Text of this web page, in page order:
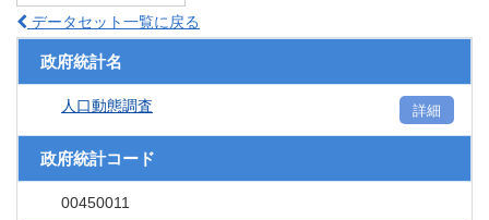
データセット一覧に戻る
政府統計名
人口動態調査 詳細
政府統計コード
00450011